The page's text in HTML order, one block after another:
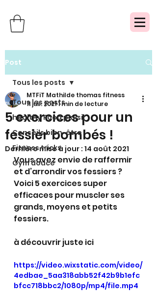
Post
Tous les posts
healthy Food plaisir
Conseils bien-être
Fitness tricks
Gym douce
Tous les posts
5 exercices pour un
fessier bombés !
MTFiT Mathilde thomas fitness
11 juil. 20211 min de lecture
Dernière mise à jour : 14 août 2021
Vous avez envie de raffermir
et d’arrondir vos fessiers ?
Voici 5 exercices super
efficaces pour muscler ses
grands, moyens et petits
fessiers.
à découvrir juste ici
https://video.wixstatic.com/video/
4edbae_5aa318abb52f42b9b1efc
bfcc718bbc2/1080p/mp4/file.mp4